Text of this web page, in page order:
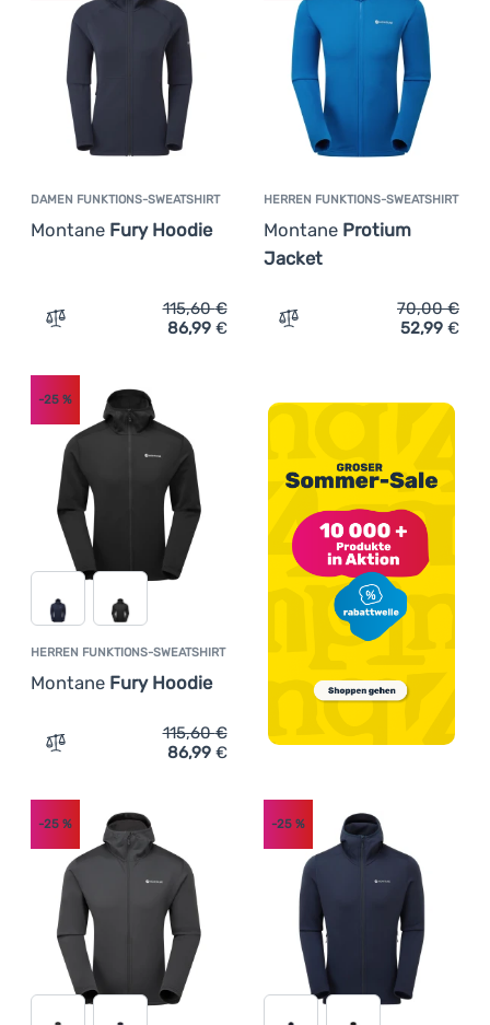
Anmelden /
Registrieren
DAMEN FUNKTIONS-SWEATSHIRT
Montane Fury Hoodie
Zum Vergleich 'Damen Funktions-Sweatshirt Montane
115,60€
86,99 €
HERREN FUNKTIONS-SWEATSHIRT
Montane Protium
Jacket
Zum Vergleich 'Herren
70,00€
52,99 €
HERREN FUNKTIONS-SWEATSHIRT
Montane Fury Hoodie
-25 %
Zum Vergleich 'Herren Funktions-Sweatshirt Montane
115,60€
86,99 €
-25 % -25%